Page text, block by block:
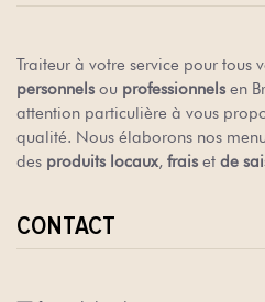
Traiteur à votre service pour tous
personnels ou professionnels en
attention particulière à vous
qualité. Nous élaborons nos
des produits locaux frais et de
CONTACT